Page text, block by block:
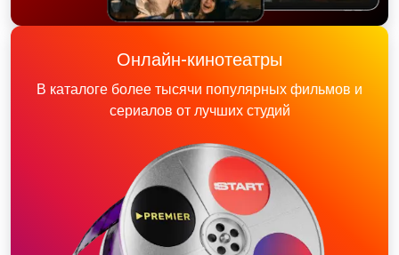
Онлайн-кинотеатры
В каталоге более тысячи популярных фильмов и
сериалов от лучших студий